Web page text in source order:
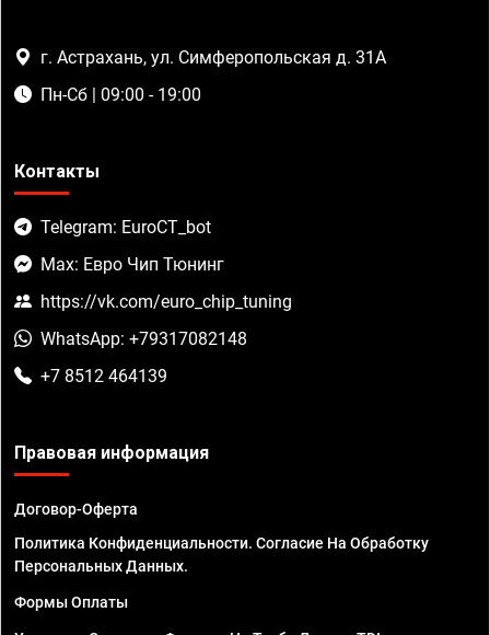
г. Астрахань, ул. Симферопольская д. 31А
Пн-Сб | 09:00 - 19:00
Контакты
Telegram: EuroCT_bot
Max: Евро Чип Тюнинг
https://vk.com/euro_chip_tuning
WhatsApp: +79317082148
+7 8512 464139
Правовая информация
Договор-Оферта
Политика Конфиденциальности. Согласие На Обработку
Персональных Данных.
Формы Оплаты